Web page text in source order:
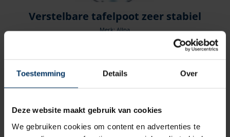
Toestemming Details Over
Deze website maakt gebruik van cookies
We gebruiken cookies om content en advertenties te
Verstelbare tafelpoot zeer stabiel
Merk: Allpa